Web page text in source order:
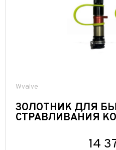
Wvalve
ЗОЛОТНИК ДЛЯ
СТРАВЛИВАНИЯ
14